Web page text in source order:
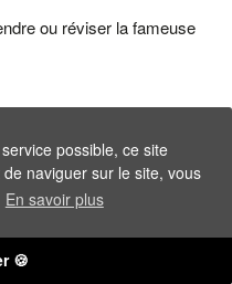
possible, ce site
naviguer sur le site, vous
En savoir plus
🍪
ou réviser la fameuse